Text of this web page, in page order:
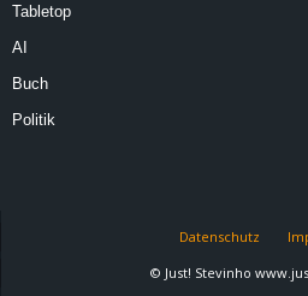
Tabletop
AI
Buch
Politik
Datenschutz
© Just! Stevinho